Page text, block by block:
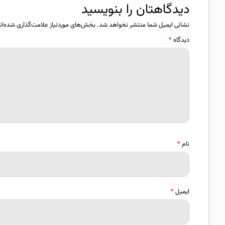
دیدگاهتان را بنویسید
نشانی ایمیل شما منتشر نخواهد شد. بخش‌های موردنیاز علامت‌گذاری
دیدگاه*
نام*
ایمیل*